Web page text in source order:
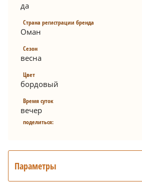
да
Страна регистрации бренда
Оман
Сезон
весна
Цвет
бордовый
Время суток
вечер
поделиться:
Параметры